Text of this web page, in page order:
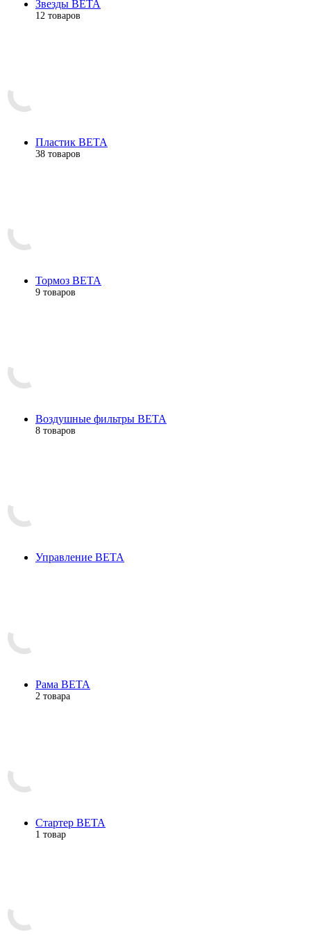
Звезды BETA
12 товаров
Пластик BETA
38 товаров
Тормоз BETA
9 товаров
Воздушные фильтры BETA
8 товаров
Управление BETA
Рама BETA
2 товара
Стартер BETA
1 товар